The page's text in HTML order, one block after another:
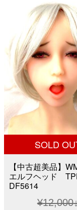
は
で
し
た。
SOLD
【中古超美品】
エルフヘッド
DF5614
¥12,000